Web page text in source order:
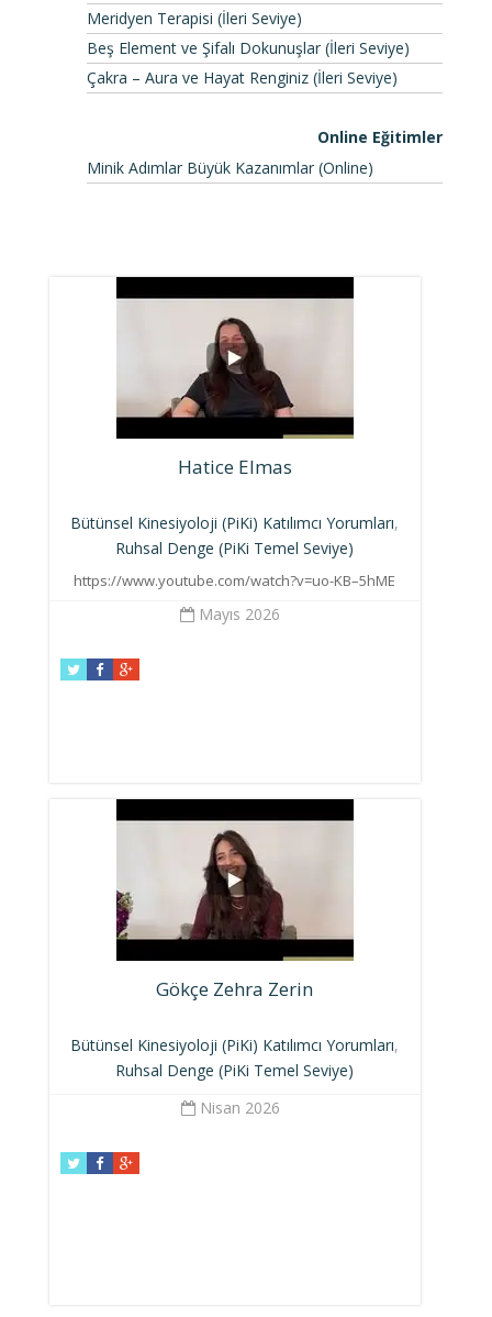
Meridyen Terapisi (İleri Seviye)
Beş Element ve Şifalı Dokunuşlar (İleri Seviye)
Çakra – Aura ve Hayat Renginiz (İleri Seviye)
Online Eğitimler
Minik Adımlar Büyük Kazanımlar (Online)
Hatice Elmas
Bütünsel Kinesiyoloji (PiKi) Katılımcı Yorumları,
Ruhsal Denge (PiKi Temel Seviye)
https://www.youtube.com/watch?v=uo-KB–5hME
Mayıs 2026
Gökçe Zehra Zerin
Bütünsel Kinesiyoloji (PiKi) Katılımcı Yorumları,
Ruhsal Denge (PiKi Temel Seviye)
Nisan 2026